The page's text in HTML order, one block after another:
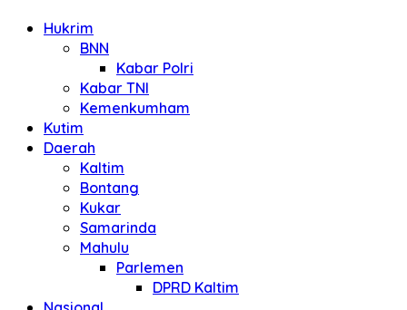
Hukrim
BNN
Kabar Polri
Kabar TNI
Kemenkumham
Kutim
Daerah
Kaltim
Bontang
Kukar
Samarinda
Mahulu
Parlemen
DPRD Kaltim